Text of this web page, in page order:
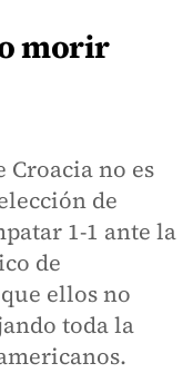
morir
Croacia no es
de
1-1 ante la
de
ellos no
toda la